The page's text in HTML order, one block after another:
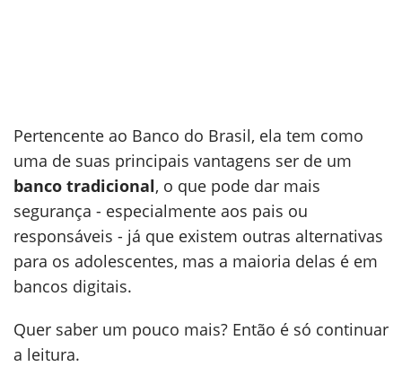
Pertencente ao Banco do Brasil, ela tem como
uma de suas principais vantagens ser de um
banco tradicional, o que pode dar mais
segurança - especialmente aos pais ou
responsáveis - já que existem outras alternativas
para os adolescentes, mas a maioria delas é em
bancos digitais.
Quer saber um pouco mais? Então é só continuar
a leitura.